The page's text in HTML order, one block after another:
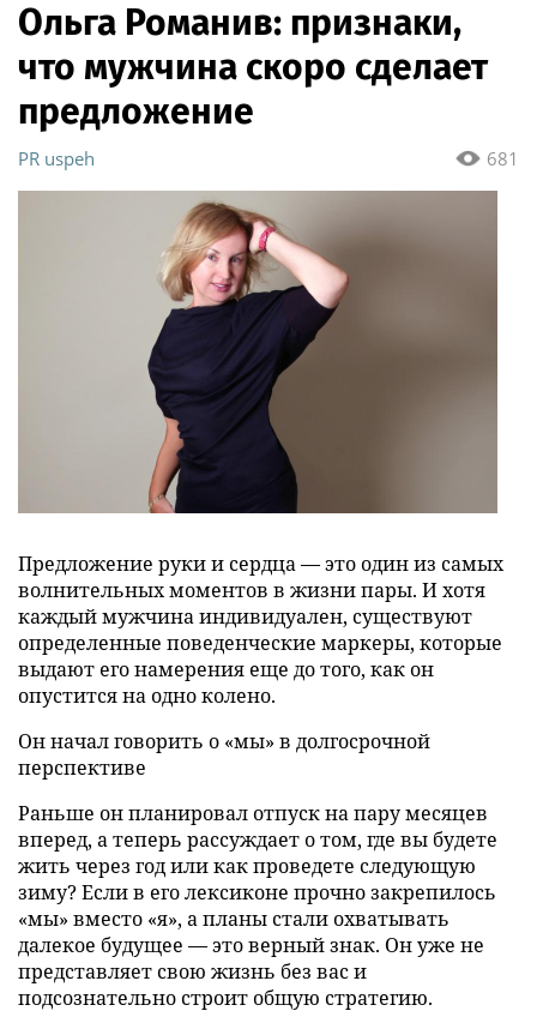
Ольга Романив: признаки,
что мужчина скоро сделает
предложение
681
PR uspeh
Предложение руки и сердца — это один из самых
волнительных моментов в жизни пары. И хотя
каждый мужчина индивидуален, существуют
определенные поведенческие маркеры, которые
выдают его намерения еще до того, как он
опустится на одно колено.
Он начал говорить о «мы» в долгосрочной
перспективе
Раньше он планировал отпуск на пару месяцев
вперед, а теперь рассуждает о том, где вы будете
жить через год или как проведете следующую
зиму? Если в его лексиконе прочно закрепилось
«мы» вместо «я», а планы стали охватывать
далекое будущее — это верный знак. Он уже не
представляет свою жизнь без вас и
подсознательно строит общую стратегию.